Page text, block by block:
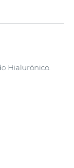
Hialurónico.